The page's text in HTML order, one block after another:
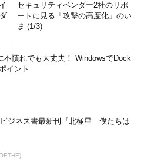
セキュリティベンダー2社のリポ
ートに見る「攻撃の高度化」のい
ま (1/3)
不慣れでも大丈夫！ WindowsでDock
イント
ビジネス書最新刊『北極星 僕たちは